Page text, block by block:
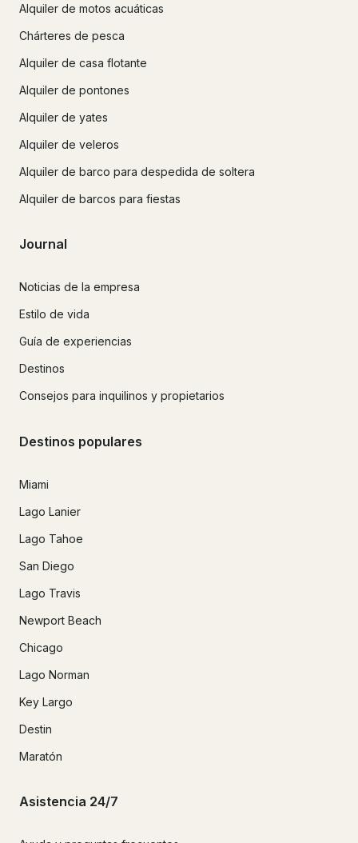
Alquiler de motos acuáticas
Chárteres de pesca
Alquiler de casa flotante
Alquiler de pontones
Alquiler de yates
Alquiler de veleros
Alquiler de barco para despedida de soltera
Alquiler de barcos para fiestas
Journal
Noticias de la empresa
Estilo de vida
Guía de experiencias
Destinos
Consejos para inquilinos y propietarios
Destinos populares
Miami
Lago Lanier
Lago Tahoe
San Diego
Lago Travis
Newport Beach
Chicago
Lago Norman
Key Largo
Destin
Maratón
Asistencia 24/7